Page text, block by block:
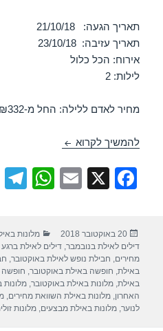
תאריך הגעה: 21/10/18
תאריך עזיבה: 23/10/18
אירוח: הכל כלול
לילות: 2
מחיר לאדם ללילה: החל מ-₪332
להמשיך לקרוא חופשה במלון בי קלאב
F
e
b
o
o
X
E
W
s
A
p
p
פורסם
בתאריך
20 באוקטובר 2018 קטגוריות
מלונות
דילים לאילת בנובמבר,דילים לאילת
מחירים, חבילת נופש לאילת באוקטובר,
באילת, חופשה באילת באוקטובר, חופשה
באילת,מלונות באילת באוקטובר,
האחרון,מלונות באילת השוואת מחירים,
לנוער,מלונות באילת מבצעים,מלונות